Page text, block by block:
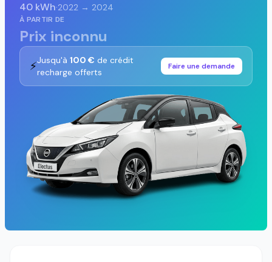
40 kWh·2022 → 2024
À PARTIR DE
Prix inconnu
⚡Jusqu'à 100 € de crédit
recharge offerts
Faire une demande